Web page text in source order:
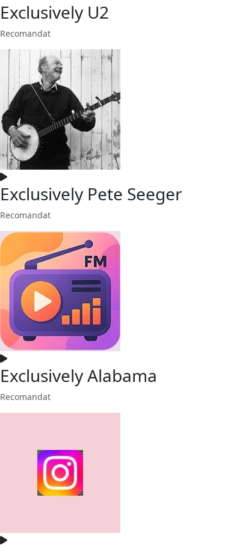
Exclusively U2
Recomandat
Exclusively Pete Seeger
Recomandat
Exclusively Alabama
Recomandat